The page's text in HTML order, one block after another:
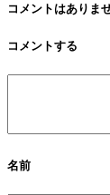
コメントはありま
コメントする
名前